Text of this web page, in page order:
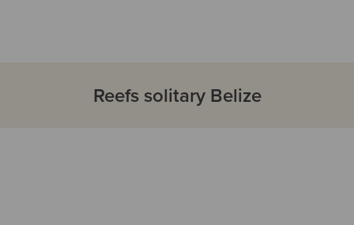
Reefs solitary Belize